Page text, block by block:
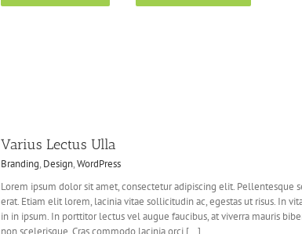
Varius Lectus Ulla
Branding, Design,WordPress
Lorem ipsum dolor sit amet, consectetur adipiscing elit. Pellentesque
erat. Etiam elit lorem, lacinia vitae sollicitudin ac, egestas ut risus. In
in in ipsum. In porttitor lectus vel augue faucibus, at viverra mauris
non scelerisque. Cras commodo lacinia orci [...]